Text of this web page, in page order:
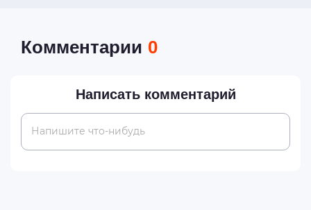
Комментарии 0
Написать комментарий
Напишите что-нибудь